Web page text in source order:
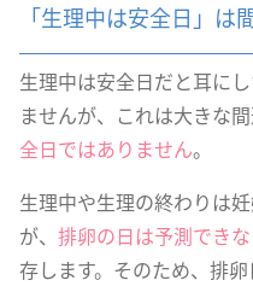
「生理中は安全日」は
生理中は安全日だと耳に
ませんが、これは大きな間
全日ではありません。
生理中や生理の終わりは
が、 排卵の日は予測でき
存します。そのため、排